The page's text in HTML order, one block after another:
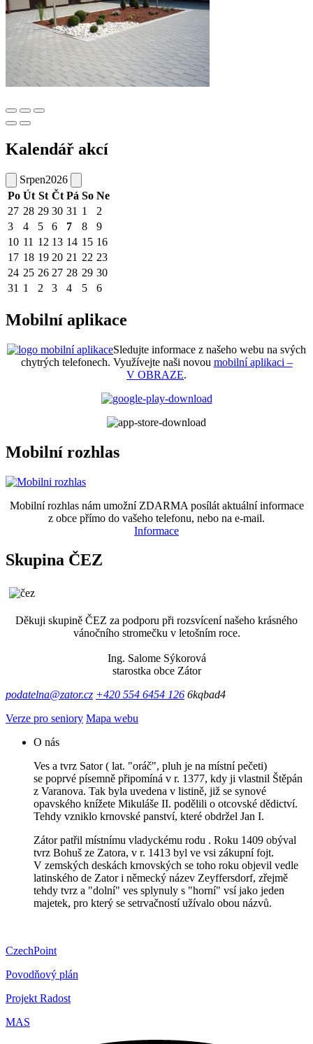
Kalendář akcí
Srpen2026
Po Út St Čt Pá So Ne
27 28 29 30 31 1
2
3
4 5 6 7 8
9
10 11 12 13 14 15 16
17 18 19 20 21 22 23
24 25 26 27 28 29 30
31 1 2 3 4 5 6
Mobilní aplikace
Sledujte informace z našeho webu na svých
chytrých telefonech. Využívejte naši novou mobilní aplikaci –
V OBRAZE.
Mobilní rozhlas
Mobilní rozhlas nám umožní ZDARMA posílát aktuální informace
z obce přímo do vašeho telefonu, nebo na e-mail.
Informace
Skupina ČEZ
Děkuji skupině ČEZ za podporu při rozsvícení našeho krásného
vánočního stromečku v letošním roce.
Ing. Salome Sýkorová
starostka obce Zátor
podatelna@zator.cz +420 554 6454 126 6kqbad4
Verze pro seniory Mapa webu
O nás
Ves a tvrz Sator ( lat. "oráč", pluh je na místní pečeti)
se poprvé písemně připomíná v r. 1377, kdy ji vlastnil Štěpán
z Varanova. Tak byla uvedena v listině, již se synové
opavského knížete Mikuláše II. podělili o otcovské dědictví.
Tehdy vzniklo krnovské panství, které obdržel Jan I.
Zátor patřil místnímu vladyckému rodu . Roku 1409 obýval
tvrz Bohuš ze Zatora, v r. 1413 byl ve vsi zákupní fojt.
V zemských deskách krnovských se toho roku objevil vedle
latinského de Zator i německý název Zeyffersdorf, zřejmě
tehdy tvrz a "dolní" ves splynuly s "horní" vsí jako jeden
majetek, pro který se setrvačností užívalo obou názvů.
CzechPoint
Povodňový plán
Projekt Radost
MAS